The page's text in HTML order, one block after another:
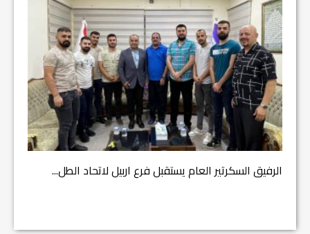
الرفيق السكرتير العام يستقبل فرع اربيل لاتحاد الطل...